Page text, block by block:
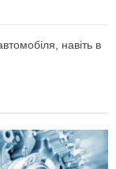
навіть в